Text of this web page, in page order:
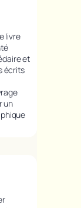
livre
et
écrits
un